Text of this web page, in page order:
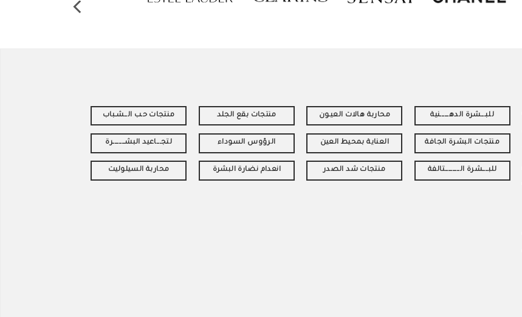
للبـــشرة الدهــــــنية
منتجات البشرة الجافة
للبــــشرة الــــــــــتالفة
محاربة هالات العيـون
العناية بمحيط العين
منتجات شد الصدر
منتجات بقع الجلد
الرؤوس السوداء
انعدام نضارة البشرة
منتجات حـب الــشـباب
لتجـــاعيد البشــــــــرة
محاربة السيلوليت